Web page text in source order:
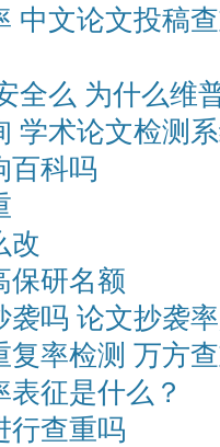
中文论文投稿
全么 为什么维
学术论文检测
百科吗
改
保研名额
袭吗 论文抄袭
复率检测 万方
征是什么？
行查重吗